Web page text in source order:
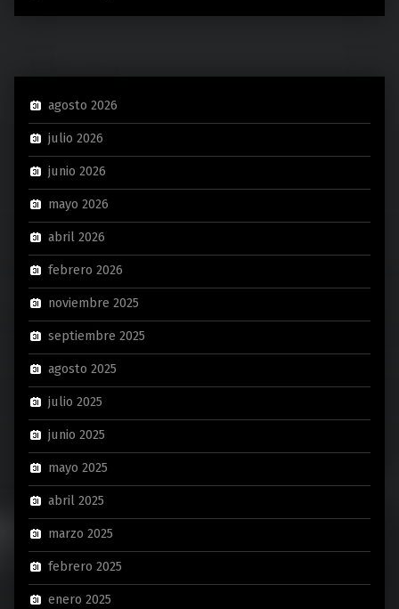
agosto 2026
julio 2026
junio 2026
mayo 2026
abril 2026
febrero 2026
noviembre 2025
septiembre 2025
agosto 2025
julio 2025
junio 2025
mayo 2025
abril 2025
marzo 2025
febrero 2025
enero 2025